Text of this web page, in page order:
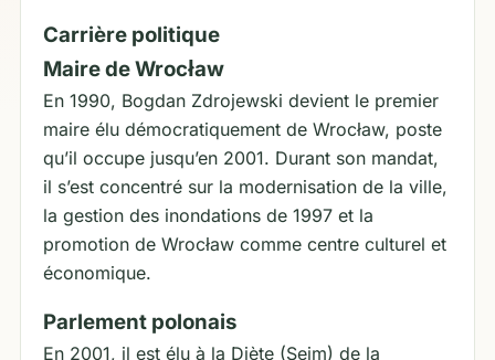
Carrière politique
Maire de Wrocław
En 1990, Bogdan Zdrojewski devient le premier
maire élu démocratiquement de Wrocław, poste
qu’il occupe jusqu’en 2001. Durant son mandat,
il s’est concentré sur la modernisation de la ville,
la gestion des inondations de 1997 et la
promotion de Wrocław comme centre culturel et
économique.
Parlement polonais
En 2001, il est élu à la Diète (Sejm) de la